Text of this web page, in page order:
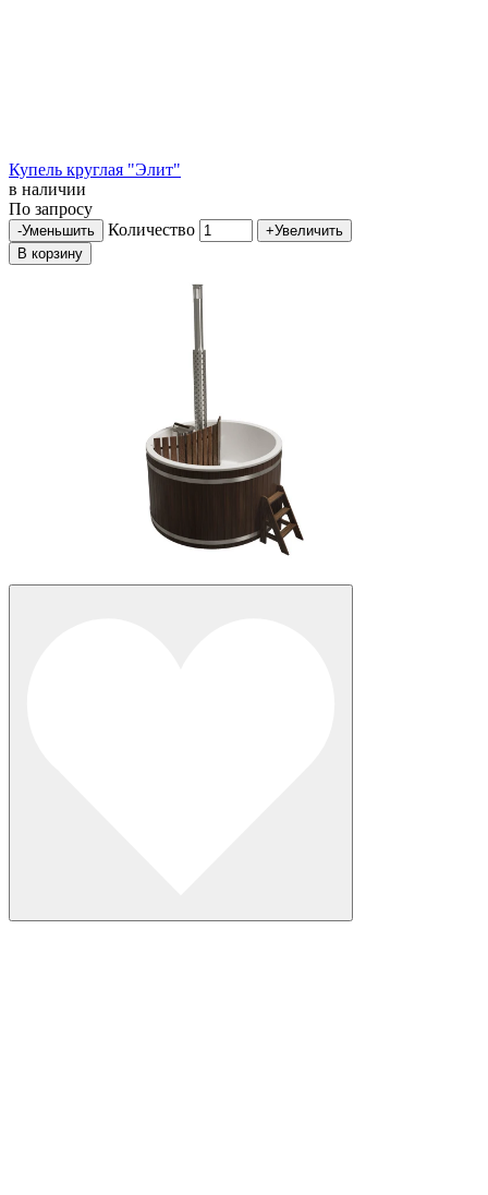
Купель круглая "Элит"
в наличии
По запросу
-Уменьшить Количество +Увеличить
В корзину